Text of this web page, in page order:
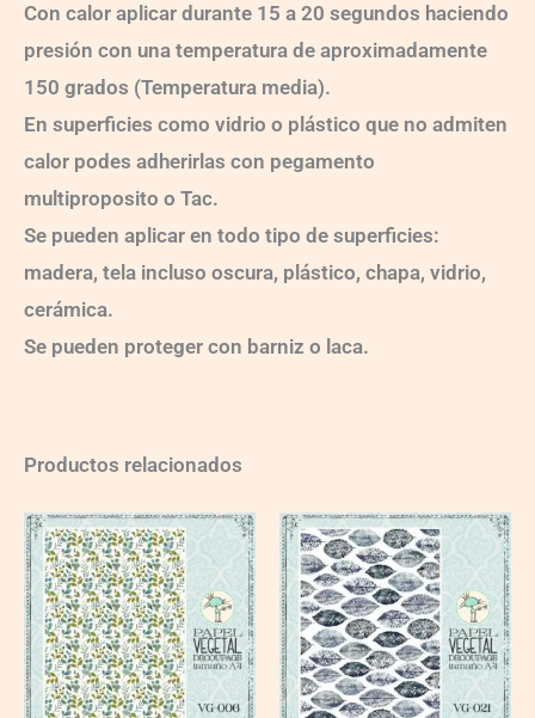
Con calor aplicar durante 15 a 20 segundos haciendo
presión con una temperatura de aproximadamente
150 grados (Temperatura media).
En superficies como vidrio o plástico que no admiten
calor podes adherirlas con pegamento
multiproposito o Tac.
Se pueden aplicar en todo tipo de superficies:
madera, tela incluso oscura, plástico, chapa, vidrio,
cerámica.
Se pueden proteger con barniz o laca.
Productos relacionados
VG006
quantity
VG021
quantity